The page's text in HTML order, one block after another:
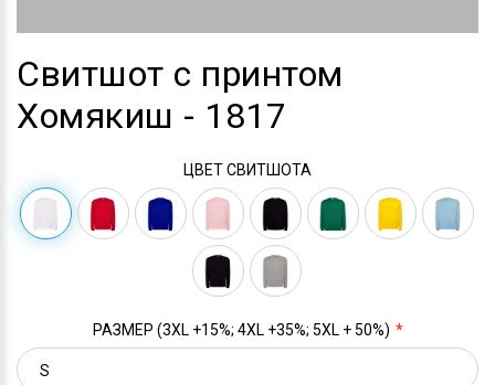
Свитшот с принтом
Хомякиш - 1817
ЦВЕТ СВИТШОТА
РАЗМЕР (3XL +15%; 4XL +35%; 5XL + 50%)